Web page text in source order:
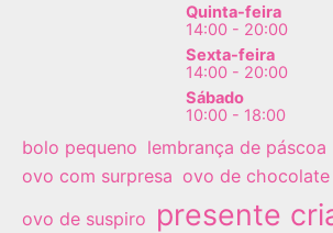
Quinta-feira
14:00 - 20:00
Sexta-feira
14:00 - 20:00
Sábado
10:00 - 18:00
bolo pequeno lembrança de páscoa
ovo com surpresa ovo de chocolate
ovo de suspiro presente